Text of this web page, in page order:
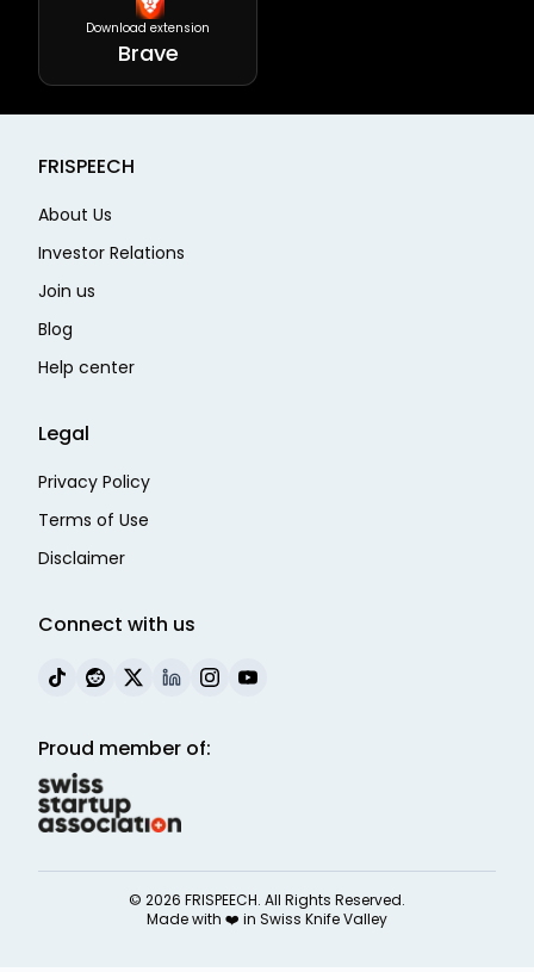
Download extension
Brave
FRISPEECH
About Us
Investor Relations
Join us
Blog
Help center
Legal
Privacy Policy
Terms of Use
Disclaimer
Connect with us
Proud member of:
© 2026 FRISPEECH. All Rights Reserved.
Made with ❤️ in Swiss Knife Valley